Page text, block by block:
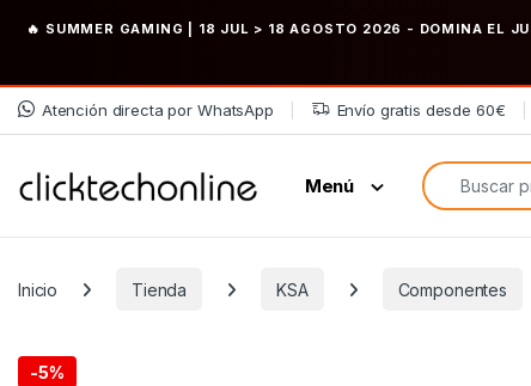
🔥 SUMMER GAMING | 18 JUL > 18 AGOSTO 2026 - DOMINA EL
Saltar a la navegación
Saltar al contenido
Atención directa por WhatsApp Envío gratis desde 60€
Menú
Búsqueda
Inicio Tienda KSA Componentes
-5%